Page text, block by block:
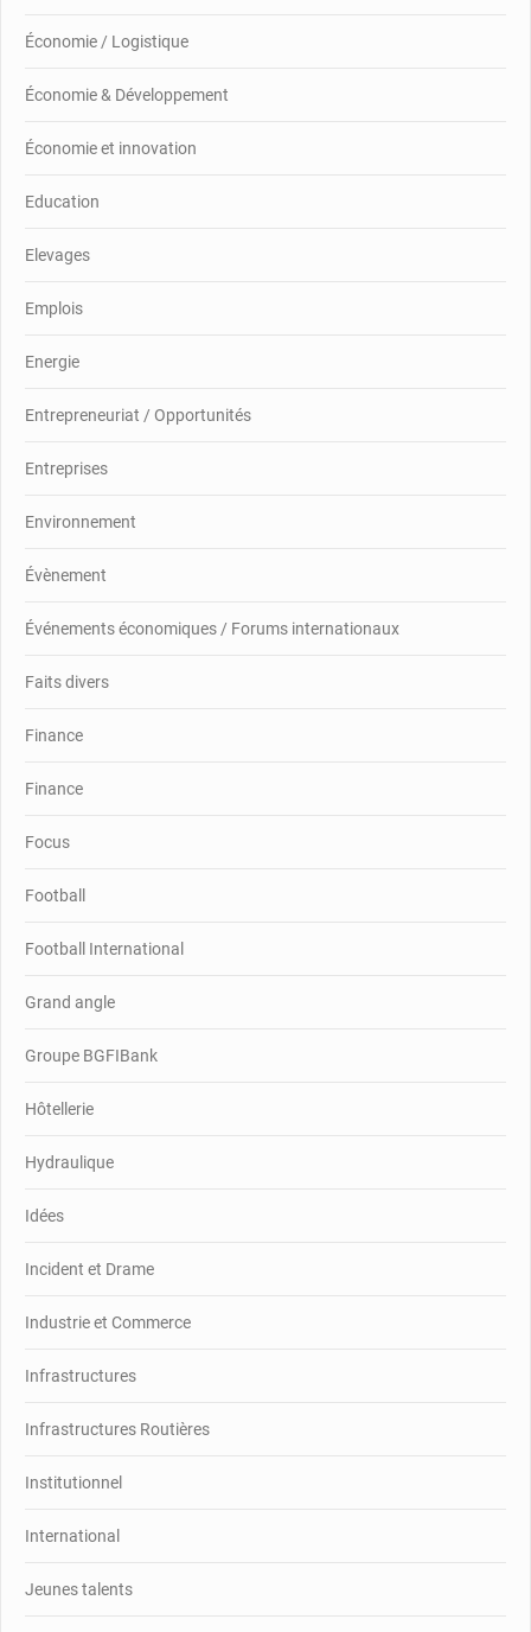
Économie / Logistique
Économie & Développement
Économie et innovation
Education
Elevages
Emplois
Energie
Entrepreneuriat / Opportunités
Entreprises
Environnement
Évènement
Événements économiques / Forums internationaux
Faits divers
Finance
Finance
Focus
Football
Football International
Grand angle
Groupe BGFIBank
Hôtellerie
Hydraulique
Idées
Incident et Drame
Industrie et Commerce
Infrastructures
Infrastructures Routières
Institutionnel
International
Jeunes talents